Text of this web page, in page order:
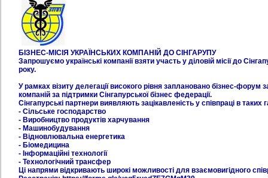
БІЗНЕС-МІСІЯ УКРАЇНСЬКИХ КОМПАНІЙ ДО СІНГАРУПУ
Запрошуємо українські компанії взяти участь у діловій місії до
року.
У рамках візиту делегації високого рівня заплановано бізнес-форум
компаній за підтримки Сінгапурської бізнес федерації.
Сінгапурські партнери виявляють зацікавленість у співпраці в таких
- Сільське господарство
- Виробництво продуктів харчування
- Машинобудування
- Відновлювальна енергетика
- Біомедицина
- Інформаційні технології
- Технологічний трансфер
Ці напрями відкривають широкі можливості для взаємовигідного